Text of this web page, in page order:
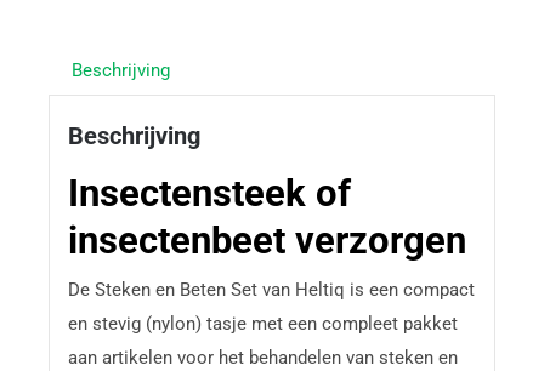
Beschrijving
Beschrijving
Insectensteek of
insectenbeet verzorgen
De Steken en Beten Set van Heltiq is een compact
en stevig (nylon) tasje met een compleet pakket
aan artikelen voor het behandelen van steken en